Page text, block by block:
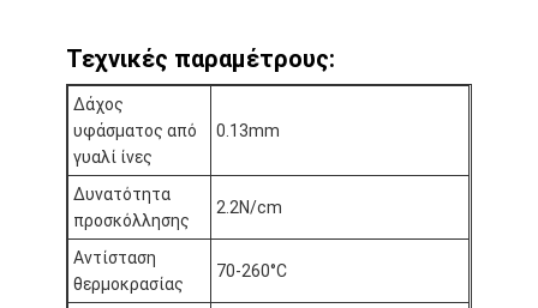
Γύρος εργοστασίων
Ποιοτικός έλεγχος
Μας ελάτε σε επαφή με
Συγκολλητική ταινία μόνωσης
Τεχνικές παραμέτρους:
Δάχος
υφάσματος από
γυαλί ίνες
0.13mm
Δυνατότητα
προσκόλλησης
2.2N/cm
Αντίσταση
θερμοκρασίας
70-260°C